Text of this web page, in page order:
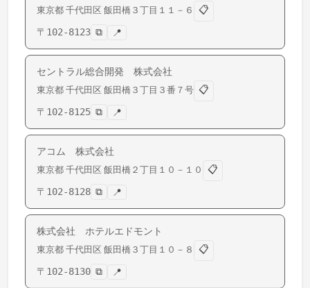
東京都 千代田区 飯田橋 ３丁目１１－６
📋
〒 102-8123 ⧉ 📍
セントラル総合開発 株式会社
東京都 千代田区 飯田橋 ３丁目３番７号 📋
〒 102-8125 ⧉ 📍
アコム 株式会社
東京都 千代田区 飯田橋 ２丁目１０－１０
📋
〒 102-8128 ⧉ 📍
株式会社 ホテルエドモント
東京都 千代田区 飯田橋 ３丁目１０－８
📋
〒 102-8130 ⧉ 📍